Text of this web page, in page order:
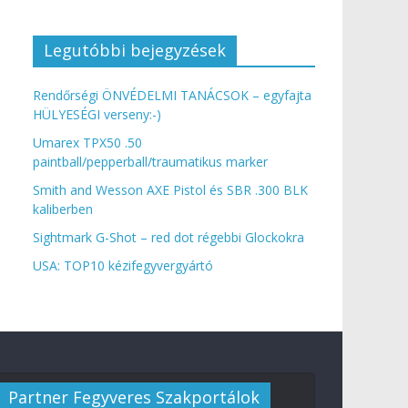
Legutóbbi bejegyzések
Rendőrségi ÖNVÉDELMI TANÁCSOK – egyfajta
HÜLYESÉGI verseny:-)
Umarex TPX50 .50
paintball/pepperball/traumatikus marker
Smith and Wesson AXE Pistol és SBR .300 BLK
kaliberben
Sightmark G-Shot – red dot régebbi Glockokra
USA: TOP10 kézifegyvergyártó
Partner Fegyveres Szakportálok